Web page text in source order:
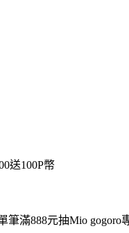
送100P幣
筆滿888元抽Mio